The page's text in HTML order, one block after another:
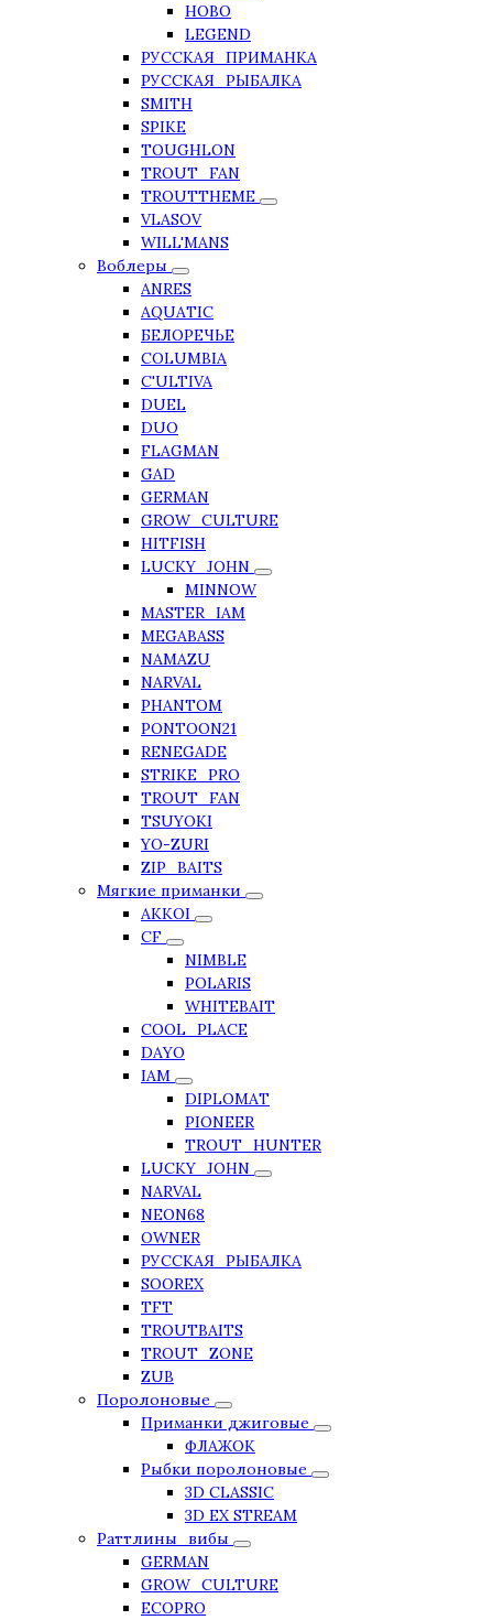
HOBO
LEGEND
РУССКАЯ_ПРИМАНКА
РУССКАЯ_РЫБАЛКА
SMITH
SPIKE
TOUGHLON
TROUT_FAN
TROUTTHEME
VLASOV
WILL'MANS
Воблеры
ANRES
AQUATIC
БЕЛОРЕЧЬЕ
COLUMBIA
C'ULTIVA
DUEL
DUO
FLAGMAN
GAD
GERMAN
GROW_CULTURE
HITFISH
LUCKY_JOHN
MINNOW
MASTER_IAM
MEGABASS
NAMAZU
NARVAL
PHANTOM
PONTOON21
RENEGADE
STRIKE_PRO
TROUT_FAN
TSUYOKI
YO-ZURI
ZIP_BAITS
Мягкие приманки
AKKOI
CF
NIMBLE
POLARIS
WHITEBAIT
COOL_PLACE
DAYO
IAM
DIPLOMAT
PIONEER
TROUT_HUNTER
LUCKY_JOHN
NARVAL
NEON68
OWNER
РУССКАЯ_РЫБАЛКА
SOOREX
TFT
TROUTBAITS
TROUT_ZONE
ZUB
Поролоновые
Приманки джиговые
ФЛАЖОК
Рыбки поролоновые
3D CLASSIC
3D EX STREAM
Раттлины_вибы
GERMAN
GROW_CULTURE
ECOPRO